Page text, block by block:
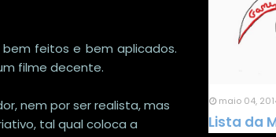
feitos e bem aplicados.
filme decente.
nem por ser realista, mas
tal qual coloca a
maio 04,
Lista da